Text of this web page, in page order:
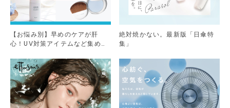
【お悩み別】早めのケアが肝
心！UV対策アイテムなど集めま
絶対焼かない。最新版「日傘特
集」